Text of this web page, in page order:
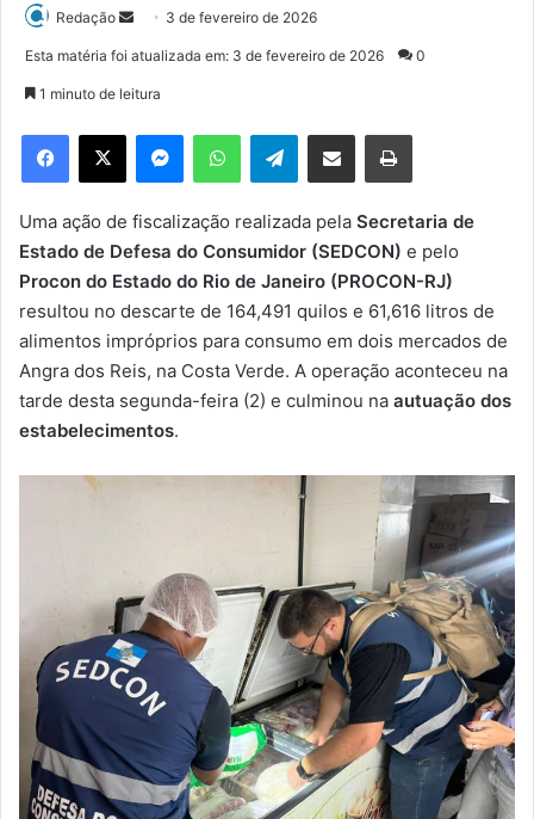
Redação
d
e
m
e
-
m
a
l
3 de fevereiro de 2026
Esta matéria foi atualizada em: 3 de fevereiro de 2026 0
1 minuto de leitura
Telegram
Uma ação de fiscalização realizada pela Secretaria de
Estado de Defesa do Consumidor (SEDCON) e pelo
Procon do Estado do Rio de Janeiro (PROCON-RJ)
resultou no descarte de 164,491 quilos e 61,616 litros de
alimentos impróprios para consumo em dois mercados de
Angra dos Reis, na Costa Verde. A operação aconteceu na
tarde desta segunda-feira (2) e culminou na autuação dos
estabelecimentos.